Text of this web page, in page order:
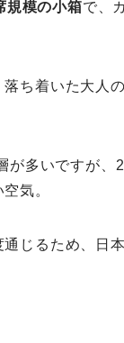
規模の小箱で、
ち着いた大人
が多いですが、
気。
通じるため、日